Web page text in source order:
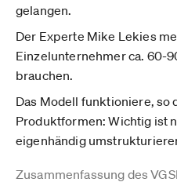
gelangen.
Der Experte Mike Lekies
Einzelunternehmer ca. 60-
brauchen.
Das Modell funktioniere, so
Produktformen: Wichtig ist
eigenhändig
Zusammenfassung des